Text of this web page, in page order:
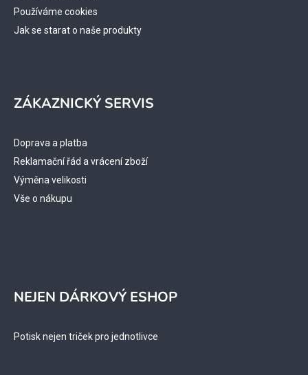
Používáme cookies
Jak se starat o naše produkty
ZÁKAZNICKÝ SERVIS
Doprava a platba
Reklamační řád a vrácení zboží
Výměna velikosti
Vše o nákupu
NEJEN DÁRKOVÝ ESHOP
Potisk nejen triček pro jednotlivce